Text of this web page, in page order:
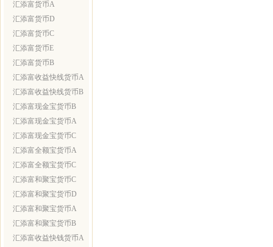
汇添富货币A
汇添富货币D
汇添富货币C
汇添富货币E
汇添富货币B
汇添富收益快线货币A
汇添富收益快线货币B
汇添富现金宝货币B
汇添富现金宝货币A
汇添富现金宝货币C
汇添富全额宝货币A
汇添富全额宝货币C
汇添富和聚宝货币C
汇添富和聚宝货币D
汇添富和聚宝货币A
汇添富和聚宝货币B
汇添富收益快钱货币A